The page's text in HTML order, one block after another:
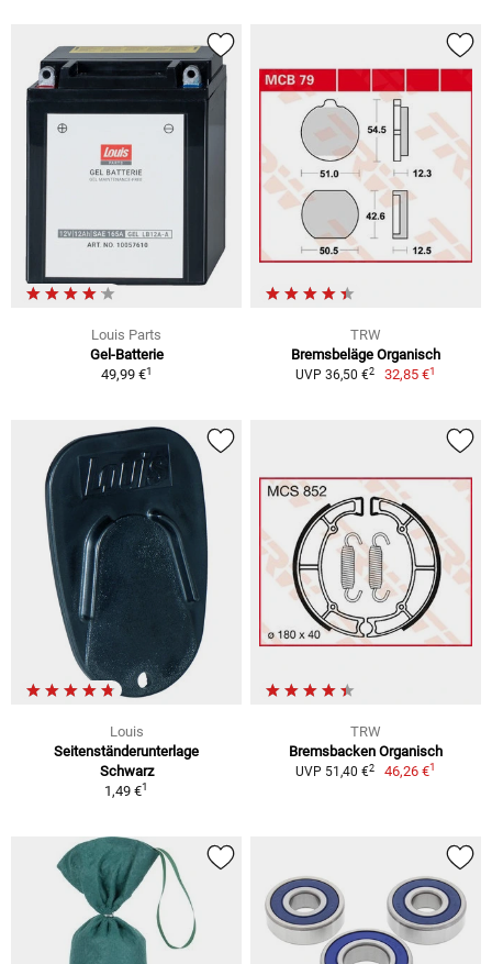
Louis Parts
Gel-Batterie
49,99 €1
TRW
Bremsbeläge Organisch
UVP 36,50 €2 32,85 €1
Louis
Seitenständerunterlage
Schwarz
1,49 €1
TRW
Bremsbacken Organisch
UVP 51,40 €2 46,26 €1